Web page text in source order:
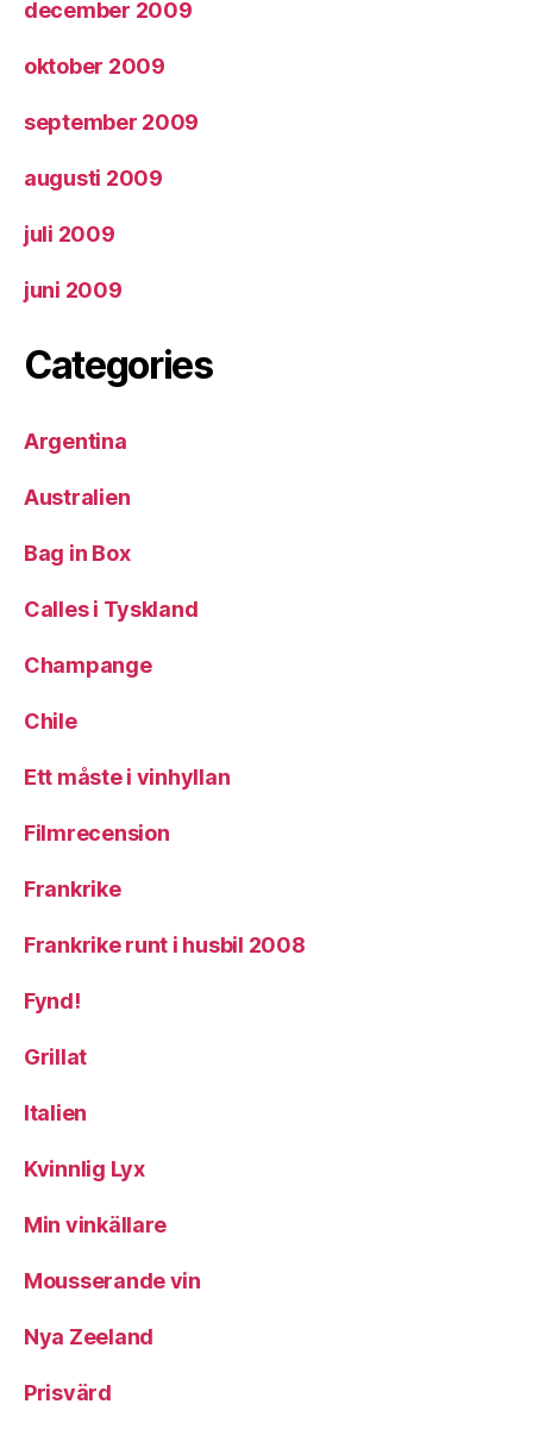
december 2009
oktober 2009
september 2009
augusti 2009
juli 2009
juni 2009
Categories
Argentina
Australien
Bag in Box
Calles i Tyskland
Champange
Chile
Ett måste i vinhyllan
Filmrecension
Frankrike
Frankrike runt i husbil 2008
Fynd!
Grillat
Italien
Kvinnlig Lyx
Min vinkällare
Mousserande vin
Nya Zeeland
Prisvärd